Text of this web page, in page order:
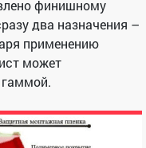
финишному
два назначения –
применению
может
гаммой.